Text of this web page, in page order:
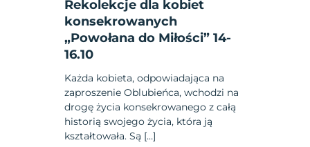
Rekolekcje dla kobiet
konsekrowanych
„Powołana do Miłości” 14-
16.10
Każda kobieta, odpowiadająca na
zaproszenie Oblubieńca, wchodzi na
drogę życia konsekrowanego z całą
historią swojego życia, która ją
kształtowała. Są […]